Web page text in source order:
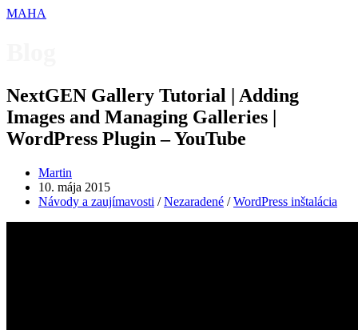
MAHA
NextGEN Gallery Tutorial | Adding
Images and Managing Galleries |
WordPress Plugin – YouTube
Martin
10. mája 2015
Návody a zaujímavosti /Nezaradené /WordPress inštalácia